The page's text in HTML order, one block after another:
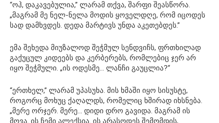
“ოჰ, დაკავებულია,” ლარამ თქვა, შარფი შეასწორა.
„მაგრამ მე ნელ-ნელა მოდის ყოველდღე, რომ იცოდეს
სად დამხვდეს. დედა მარტივს უნდა აკეთებდეს.”
ემა შეხედა მიუზალოდ შეჭმულ სენდვიჩს, ფრთხილად
გაქუცულ კიდეებს და კერბერებს, რომლებიც ჯერ არ
იყო შეჭმული. „ის ოდესმე… ლანჩი გაუცლია?“
“ერთხელ,” ლარამ უპასუხა. მის ხმაში იყო სისუსტე,
როგორც მოხუც ქაღალდს, რომელიც ხშირად იხსნება.
„მერე ორჯერ. მერე… დიდი დრო გავიდა. მაგრამ ის
მოვა. ის ჩემი ალექსია. ის არასოდეს შემომდის,